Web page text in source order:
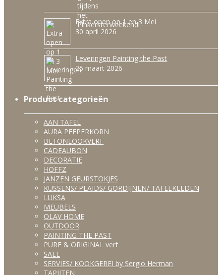
Extra open op 1 en 3 Mei
30 april 2026
Leveringen Painting the Past
25 maart 2026
Product categorieën
AAN TAFEL
AURA PEEPERKORN
BETONLOOKVERF
CADEAUBON
DECORATIE
HOFFZ
JANZEN GEURSTOKJES
KUSSENS/ PLAIDS/ GORDIJNEN/ TAFELKLEDEN
LUKSA
MEUBELS
OLAV HOME
OUTDOOR
PAINTING THE PAST
PURE & ORIGINAL verf
SALE
SERVIES/ KOOKGEREI by Sergio Herman
TAPIJTEN